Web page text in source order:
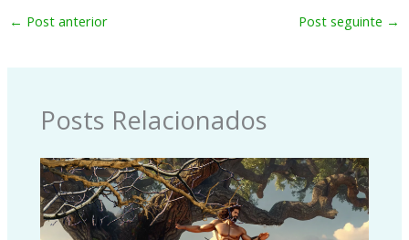
← Post anterior Post seguinte →
Posts Relacionados